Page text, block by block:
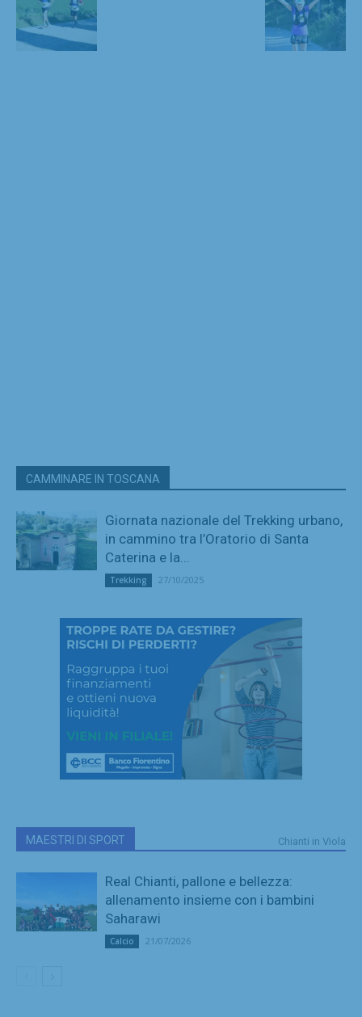
CAMMINARE IN TOSCANA
Giornata nazionale del Trekking urbano,
in cammino tra l’Oratorio di Santa
Caterina e la...
Trekking 27/10/2025
MAESTRI DI SPORT Chianti in Viola
Real Chianti, pallone e bellezza:
allenamento insieme con i bambini
Saharawi
Calcio 21/07/2026